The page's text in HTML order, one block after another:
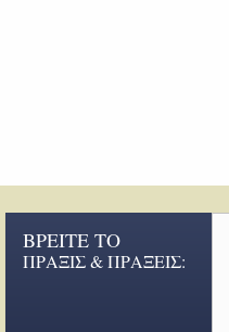
ΒΡΕΙΤΕ ΤΟ
ΠΡΑΞΙΣ & ΠΡΑΞΕΙΣ: